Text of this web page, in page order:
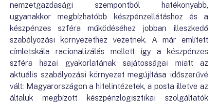
nemzetgazdasági szempontból hatékonyabb,
ugyanakkor megbízhatóbb készpénzellátáshoz és a
készpénzes szféra működéséhez jobban illeszkedő
szabályozási környezethez vezetnek. A már említett
címletskála racionalizálás mellett így a készpénzes
szféra hazai gyakorlatának sajátosságai miatt az
aktuális szabályozási környezet megújítása időszerűvé
vált: Magyarországon a hitelintézetek, a posta illetve az
általuk megbízott készpénzlogisztikai szolgáltatók